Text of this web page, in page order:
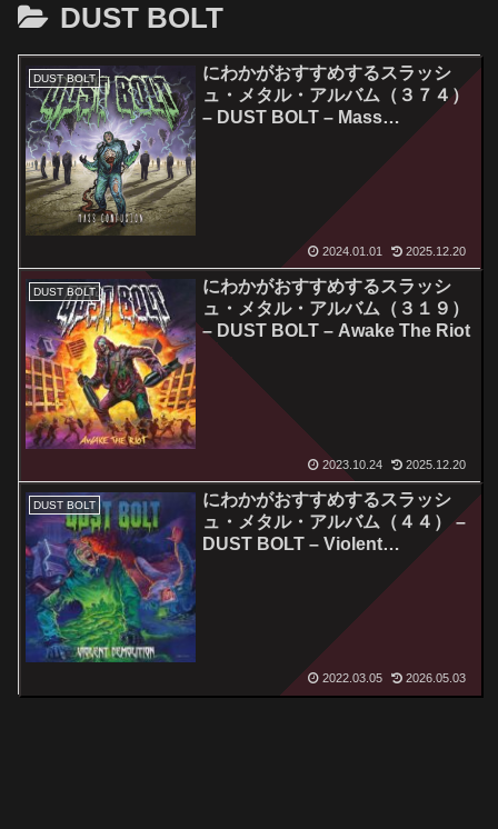
DUST BOLT
DUST BOLT
にわかがおすすめするスラッシ
ュ・メタル・アルバム（３７４）
– DUST BOLT – Mass
2024.01.01 2025.12.20
DUST BOLT
にわかがおすすめするスラッシ
ュ・メタル・アルバム（３１９）
– DUST BOLT – Awake The Riot
2023.10.24 2025.12.20
DUST BOLT
にわかがおすすめするスラッシ
ュ・メタル・アルバム（４４） –
DUST BOLT – Violent
2022.03.05 2026.05.03